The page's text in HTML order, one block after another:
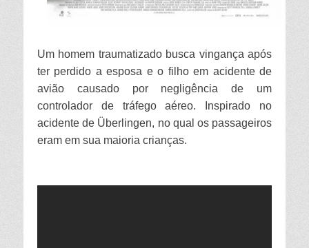
Um homem traumatizado busca vingança após
ter perdido a esposa e o filho em acidente de
avião causado por negligência de um
controlador de tráfego aéreo. Inspirado no
acidente de Überlingen, no qual os passageiros
eram em sua maioria crianças.